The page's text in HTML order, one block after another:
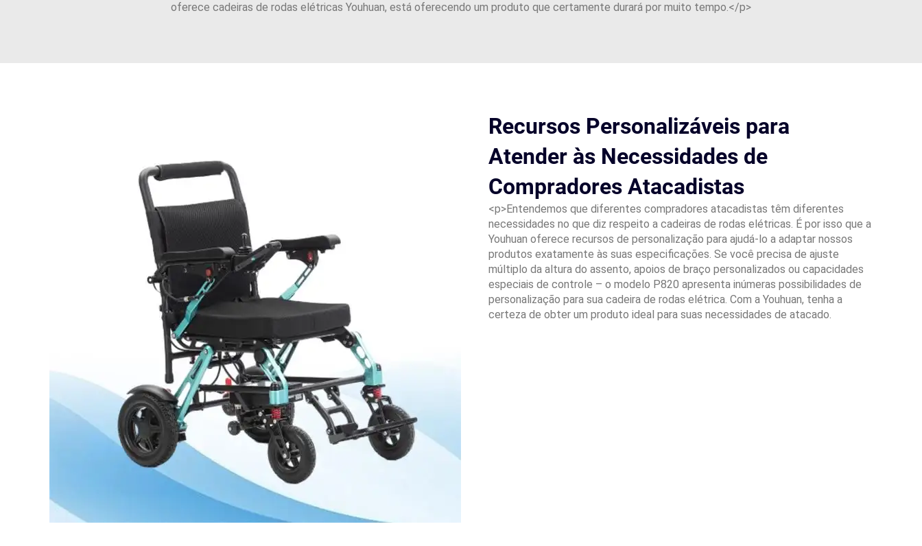
oferece cadeiras de rodas elétricas Youhuan, está oferecendo um produto que certamente durará por muito tempo.</p>
Recursos Personalizáveis para
Atender às Necessidades de
Compradores Atacadistas
<p>Entendemos que diferentes compradores atacadistas têm diferentes
necessidades no que diz respeito a cadeiras de rodas elétricas. É por isso que a
Youhuan oferece recursos de personalização para ajudá-lo a adaptar nossos
produtos exatamente às suas especificações. Se você precisa de ajuste
múltiplo da altura do assento, apoios de braço personalizados ou capacidades
especiais de controle – o modelo P820 apresenta inúmeras possibilidades de
personalização para sua cadeira de rodas elétrica. Com a Youhuan, tenha a
certeza de obter um produto ideal para suas necessidades de atacado.